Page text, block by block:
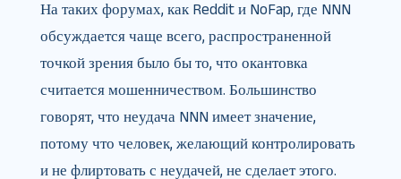
На таких форумах, как Reddit и NoFap, где NNN
обсуждается чаще всего, распространенной
точкой зрения было бы то, что окантовка
считается мошенничеством. Большинство
говорят, что неудача NNN имеет значение,
потому что человек, желающий контролировать
и не флиртовать с неудачей, не сделает этого.